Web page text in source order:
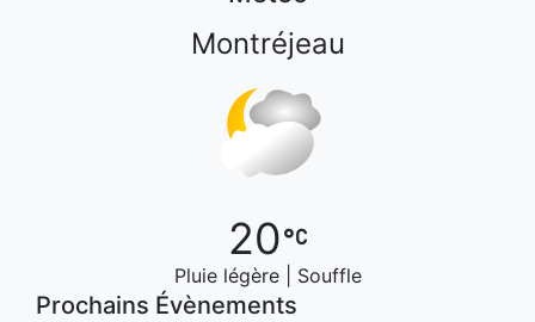
Montréjeau
20
Pluie légère | Souffle
Prochains Évènements